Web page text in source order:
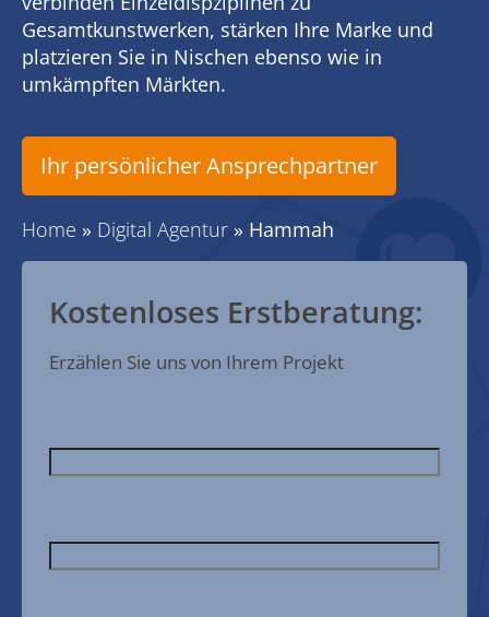
Gesamtkunstwerken, stärken Ihre Marke und
platzieren Sie in Nischen ebenso wie in
umkämpften Märkten.
Ihr persönlicher Ansprechpartner
Home » Digital Agentur » Hammah
Kostenloses Erstberatung:
Erzählen Sie uns von Ihrem Projekt